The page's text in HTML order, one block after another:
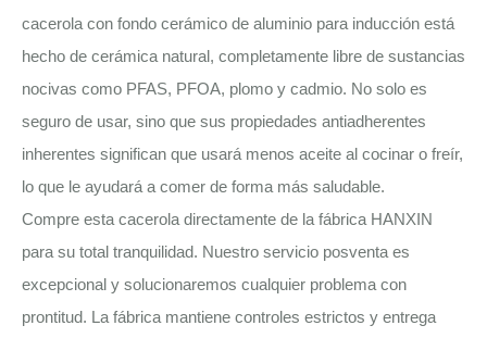
cacerola con fondo cerámico de aluminio para inducción está
hecho de cerámica natural, completamente libre de sustancias
nocivas como PFAS, PFOA, plomo y cadmio. No solo es
seguro de usar, sino que sus propiedades antiadherentes
inherentes significan que usará menos aceite al cocinar o freír,
lo que le ayudará a comer de forma más saludable.
Compre esta cacerola directamente de la fábrica HANXIN
para su total tranquilidad. Nuestro servicio posventa es
excepcional y solucionaremos cualquier problema con
prontitud. La fábrica mantiene controles estrictos y entrega